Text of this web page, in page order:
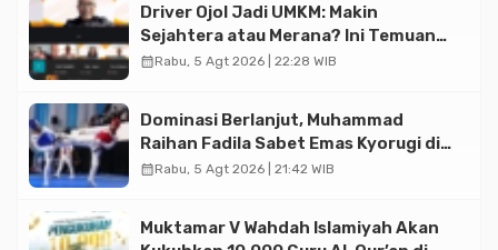
Driver Ojol Jadi UMKM: Makin
Sejahtera atau Merana? Ini Temuan
Diskusi Paramadina
calendar_monthRabu, 5 Agt 2026 | 22:28 WIB
Dominasi Berlanjut, Muhammad
Raihan Fadila Sabet Emas Kyorugi di
Asian Taekwondo Indonesia Open
calendar_monthRabu, 5 Agt 2026 | 21:42 WIB
Muktamar V Wahdah Islamiyah Akan